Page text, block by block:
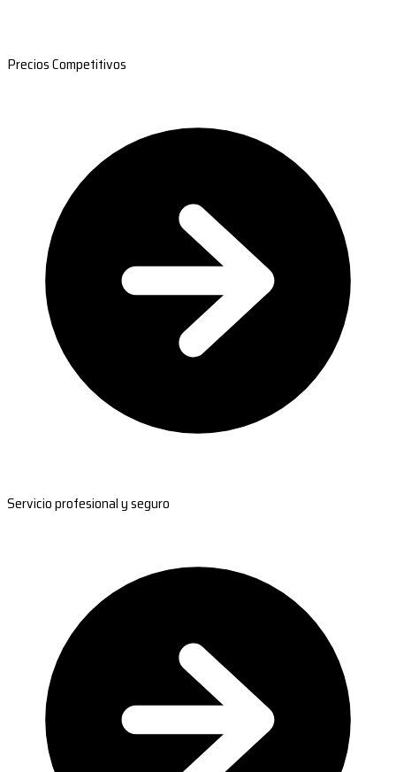
Precios Competitivos
Servicio profesional y seguro